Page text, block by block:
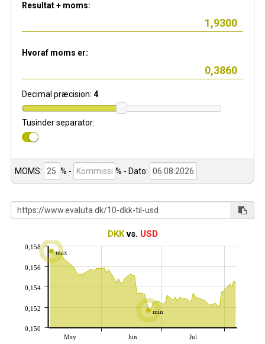
Resultat + moms:
Hvoraf moms er:
Decimal præcision: 4
Tusinder separator:
MOMS: % - % - Dato:
DKKvs. USD
max
min
May Jun Jul
0,150
0,152
0,154
0,156
0,158